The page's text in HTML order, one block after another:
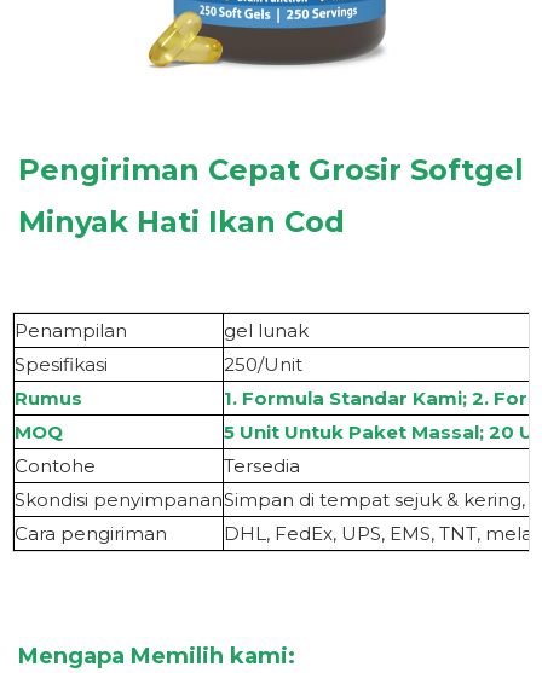
Pengiriman Cepat Grosir Softgel
Minyak Hati Ikan Cod
Penampilan
gel lunak
Spesifikasi
250/Unit
Rumus
1. Formula Standar Kami; 2.
MOQ
5 Unit Untuk Paket Massal; 20
Contohe
Tersedia
Skondisi penyimpananSimpan di tempat sejuk & kering,
Cara pengiriman
DHL, FedEx, UPS, EMS, TNT,
Mengapa Memilih kami: